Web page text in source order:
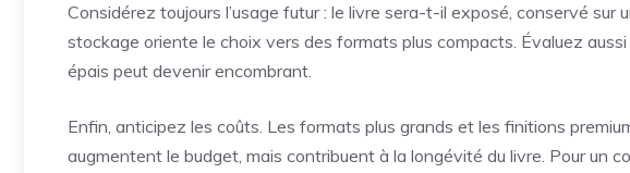
Considérez toujours l’usage futur : le livre sera-t-il exposé, conservé sur
stockage oriente le choix vers des formats plus compacts. Évaluez
épais peut devenir encombrant.
Enfin, anticipez les coûts. Les formats plus grands et les finitions
augmentent le budget, mais contribuent à la longévité du livre. Pour un